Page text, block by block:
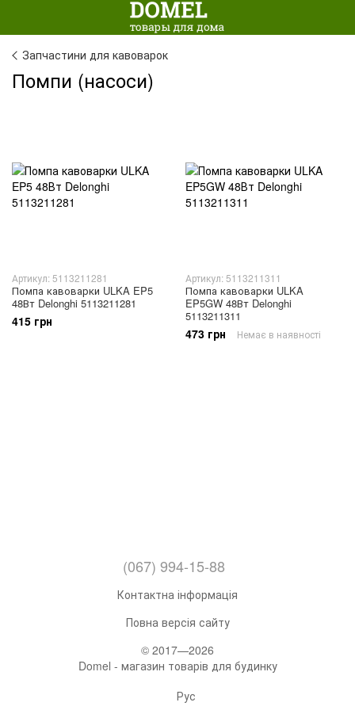
Запчастини для кавоварок
Помпи (насоси)
Артикул: 5113211281
Помпа кавоварки ULKA EP5
48Вт Delonghi 5113211281
415 грн
Артикул: 5113211311
Помпа кавоварки ULKA
EP5GW 48Вт Delonghi
5113211311
473 грн Немає в наявності
(067) 994-15-88
Контактна інформація
Повна версія сайту
© 2017—2026
Domel - магазин товарів для будинку
Рус